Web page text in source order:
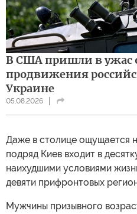
В США пришли в ужас
продвижения
Украине
05.08.2026
Даже в столице ощущается
подряд Киев входит в
наихудшими условиями
девяти прифронтовых
Мужчины призывного